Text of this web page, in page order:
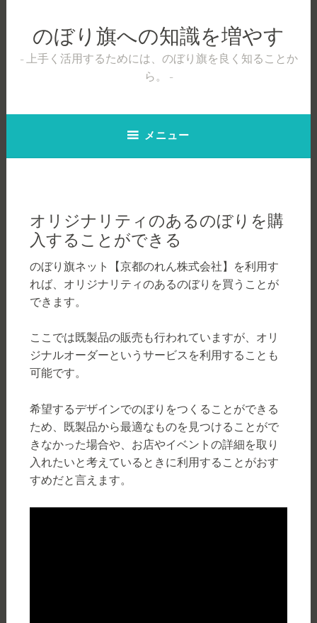
ス
のぼり旗への知識を増やす
上手く活用するためには、のぼり旗を良く知ることか
ら。
メニュー
オリジナリティのあるのぼりを購
入することができる
のぼり旗ネット【京都のれん株式会社】を利用す
れば、オリジナリティのあるのぼりを買うことが
できます。
ここでは既製品の販売も行われていますが、オリ
ジナルオーダーというサービスを利用することも
可能です。
希望するデザインでのぼりをつくることができる
ため、既製品から最適なものを見つけることがで
きなかった場合や、お店やイベントの詳細を取り
入れたいと考えているときに利用することがおす
すめだと言えます。